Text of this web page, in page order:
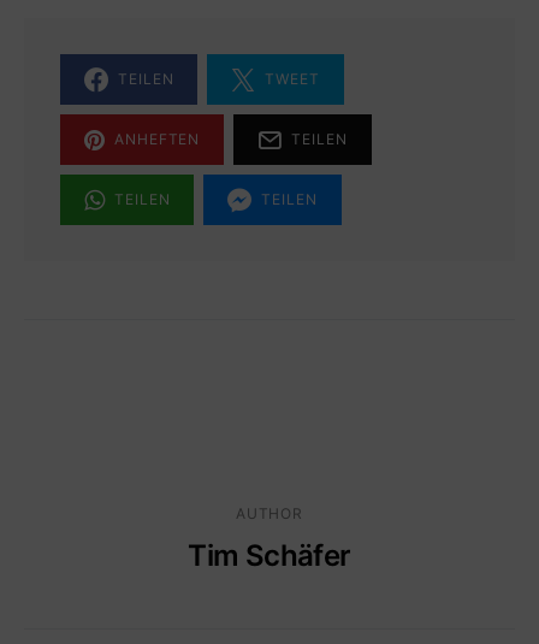
TEILEN TWEET
ANHEFTEN TEILEN
TEILEN TEILEN
AUTHOR
Tim Schäfer